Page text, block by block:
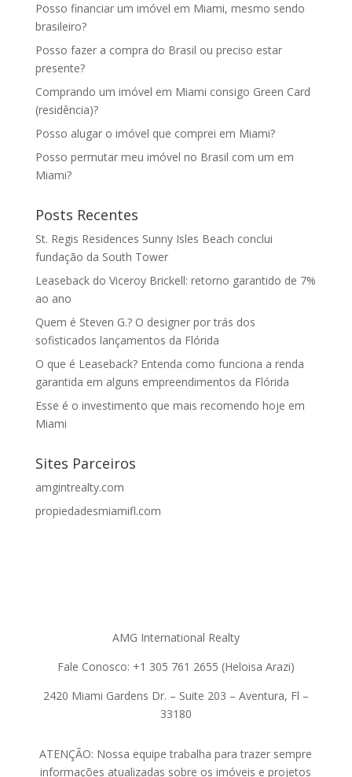
Posso financiar um imóvel em Miami, mesmo sendo
brasileiro?
Posso fazer a compra do Brasil ou preciso estar
presente?
Comprando um imóvel em Miami consigo Green Card
(residência)?
Posso alugar o imóvel que comprei em Miami?
Posso permutar meu imóvel no Brasil com um em
Miami?
Posts Recentes
St. Regis Residences Sunny Isles Beach conclui
fundação da South Tower
Leaseback do Viceroy Brickell: retorno garantido de 7%
ao ano
Quem é Steven G.? O designer por trás dos
sofisticados lançamentos da Flórida
O que é Leaseback? Entenda como funciona a renda
garantida em alguns empreendimentos da Flórida
Esse é o investimento que mais recomendo hoje em
Miami
Sites Parceiros
amgintrealty.com
propiedadesmiamifl.com
AMG International Realty
Fale Conosco: +1 305 761 2655 (Heloisa Arazi)
2420 Miami Gardens Dr. – Suite 203 – Aventura, Fl –
33180
ATENÇÃO: Nossa equipe trabalha para trazer sempre
informações atualizadas sobre os imóveis e projetos